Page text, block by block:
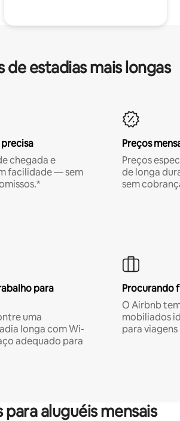
estadias mais longas
chegada e
facilidade — sem
Preços
Preços
de longa
sem
para
uma
longa com Wi-
adequado para
Procurando
O Airbnb
mobiliados
para
aluguéis mensais